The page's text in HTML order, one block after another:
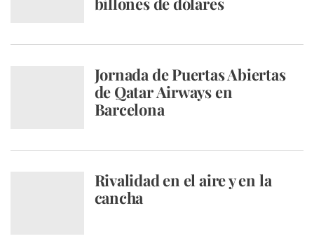
Jornada de Puertas Abiertas
de Qatar Airways en
Barcelona
Rivalidad en el aire y en la
cancha